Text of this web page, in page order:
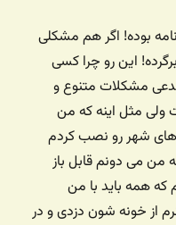
بوده! اگر هم مشکلی
این رو چرا کسی
مشکلات متنوع و
مثل اینه که من
شهر رو نصب کردم
می دونم قابل باز
همه باید با من
از خونه شون دزدی و در